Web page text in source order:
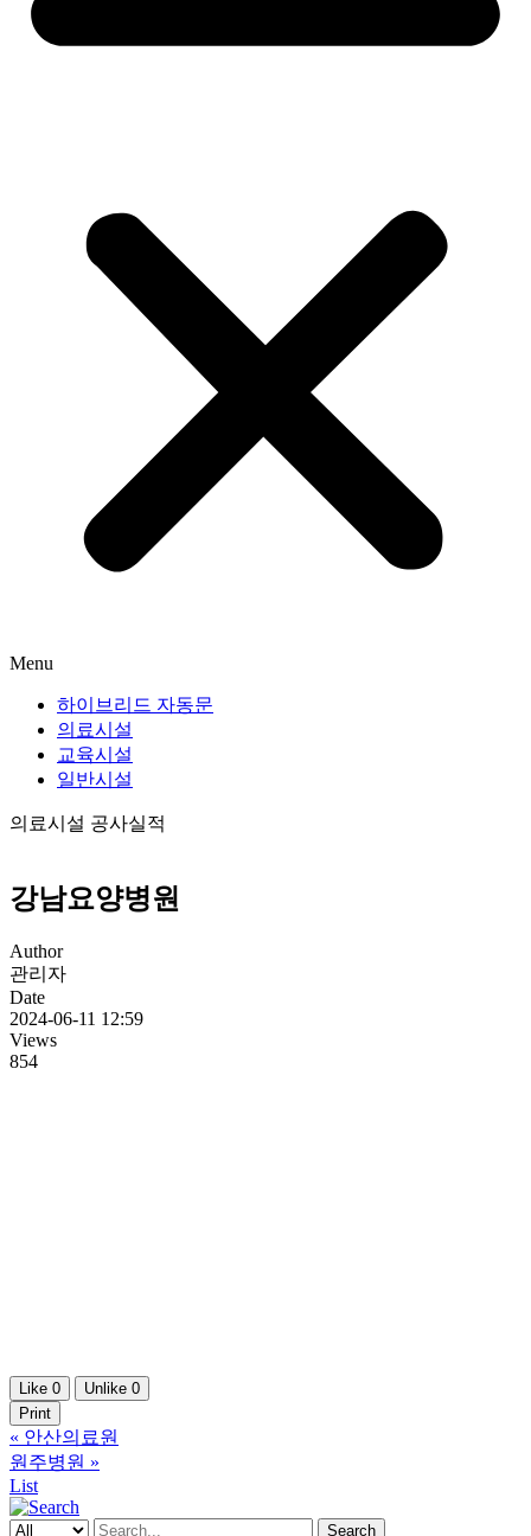
Menu
하이브리드 자동문
의료시설
교육시설
일반시설
의료시설 공사실적
강남요양병원
Author
관리자
Date
2024-06-11 12:59
Views
854
Like 0 Unlike 0
Print
« 안산의료원
원주병원 »
List
Search